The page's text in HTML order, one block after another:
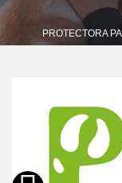
PROTECTORA